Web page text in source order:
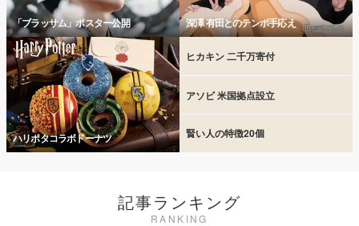
「ブラッサム」ポスター公開 深澤 有田とのテンポ手応え
ハリポタコラボドーナツ
ヒカキン 二千万寄付
アソビ 米国拠点設立
賢い人の特徴20個
記事ランキング
RANKING